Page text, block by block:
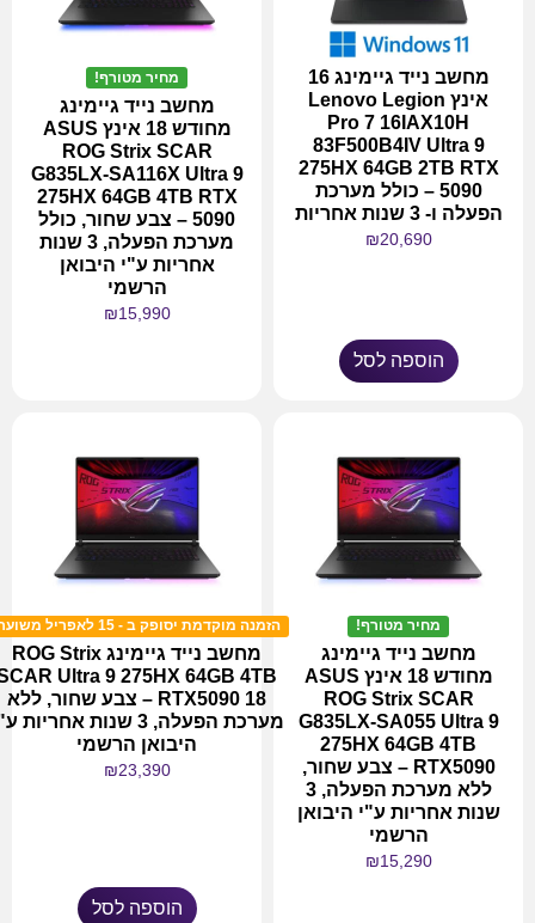
מחשב נייד גיימינג 16
אינץ Lenovo Legion
Pro 7 16IAX10H
83F500B4IV Ultra 9
275HX 64GB 2TB RTX
5090 – כולל מערכת
הפעלה ו- 3 שנות אחריות
₪20,690
הוספה לסל
מחיר מטורף!
מחשב נייד גיימינג
מחודש 18 אינץ ASUS
ROG Strix SCAR
G835LX-SA116X Ultra 9
275HX 64GB 4TB RTX
5090 – צבע שחור, כולל
מערכת הפעלה, 3 שנות
אחריות ע"י היבואן
הרשמי
₪15,990
מחיר מטורף!
מחשב נייד גיימינג
מחודש 18 אינץ ASUS
ROG Strix SCAR
G835LX-SA055 Ultra 9
275HX 64GB 4TB
RTX5090 – צבע שחור,
ללא מערכת הפעלה, 3
שנות אחריות ע"י היבואן
הרשמי
₪15,290
הזמנה מוקדמת יסופק ב - 15 לאפריל משוער!
מחשב נייד גיימינג ROG Strix
Ultra 9 275HX 64GB 4TB
RTX5090 18 – צבע שחור, ללא
מערכת הפעלה, 3 שנות אחריות
היבואן הרשמי
₪23,390
הוספה לסל